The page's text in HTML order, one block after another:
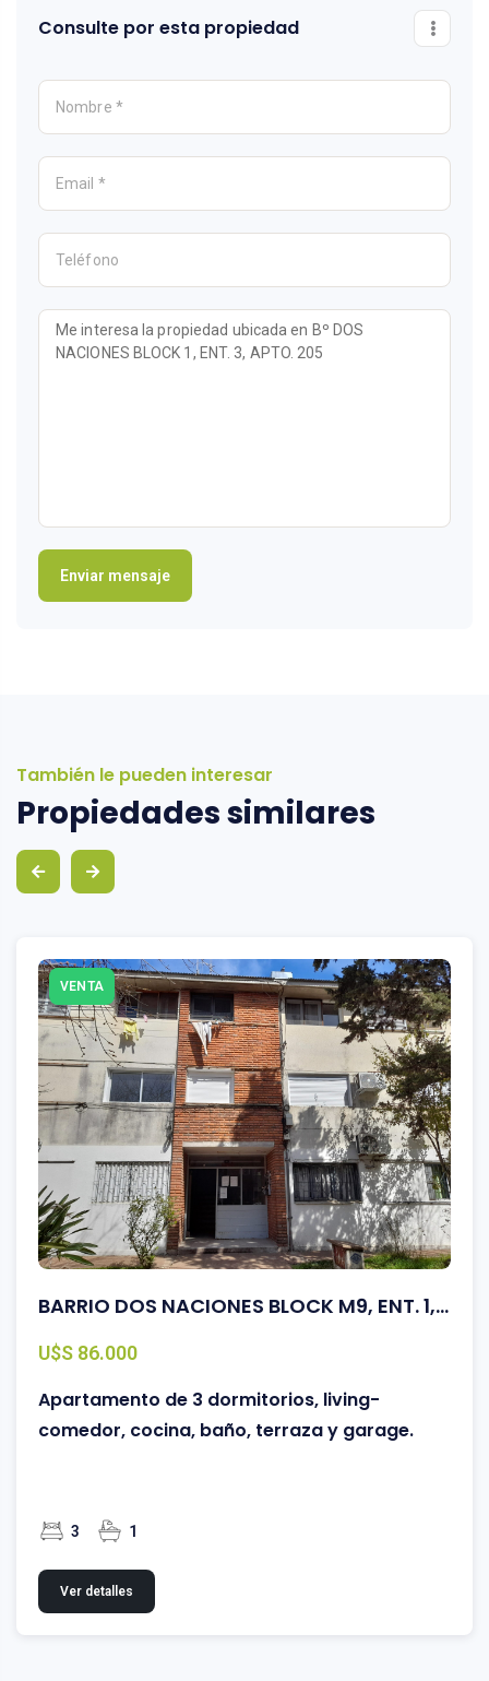
Consulte por esta propiedad
También le pueden interesar
Propiedades similares
VENTA
BARRIO DOS NACIONES BLOCK M9, ENT. 1, APTO. 201
U$S 86.000
Apartamento de 3 dormitorios, living-
comedor, cocina, baño, terraza y garage.
3 1
Ver detalles